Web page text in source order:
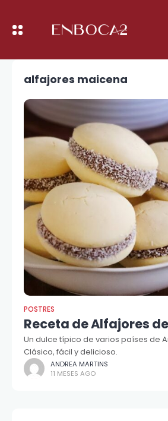
alfajores maicena
POSTRES
Receta de Alfajores
Un dulce típico de varios países de
Clásico, fácil y delicioso.
ANDREA MARTINS
11 MESES AGO